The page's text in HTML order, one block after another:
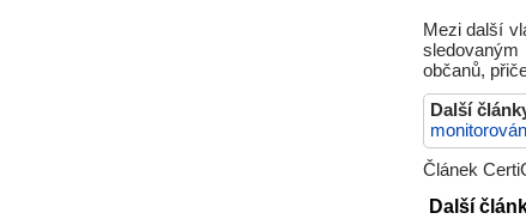
Mezi další
občanů,
Další
Článek
Další